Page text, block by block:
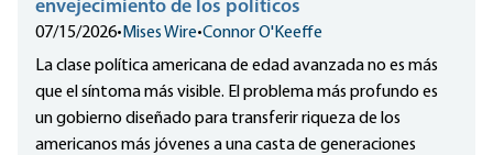
envejecimiento de los políticos
07/15/2026• Mises Wire•Connor O'Keeffe
La clase política americana de edad avanzada no es más
que el síntoma más visible. El problema más profundo es
un gobierno diseñado para transferir riqueza de los
americanos más jóvenes a una casta de generaciones